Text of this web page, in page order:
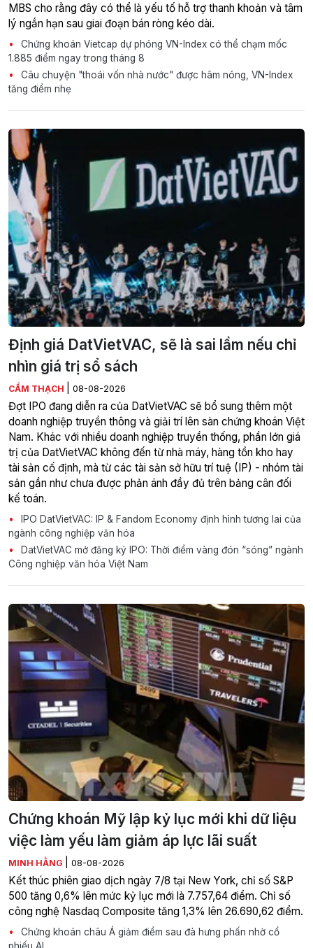
MBS cho rằng đây có thể là yếu tố hỗ trợ thanh khoản và tâm
lý ngắn hạn sau giai đoạn bán ròng kéo dài.
Chứng khoán Vietcap dự phóng VN-Index có thể chạm mốc
1.885 điểm ngay trong tháng 8
Câu chuyện "thoái vốn nhà nước" được hâm nóng, VN-Index
tăng điểm nhẹ
Định giá DatVietVAC, sẽ là sai lầm nếu chỉ
nhìn giá trị sổ sách
CẨM THẠCH 08-08-2026
Đợt IPO đang diễn ra của DatVietVAC sẽ bổ sung thêm một
doanh nghiệp truyền thông và giải trí lên sàn chứng khoán Việt
Nam. Khác với nhiều doanh nghiệp truyền thống, phần lớn giá
trị của DatVietVAC không đến từ nhà máy, hàng tồn kho hay
tài sản cố định, mà từ các tài sản sở hữu trí tuệ (IP) - nhóm tài
sản gần như chưa được phản ánh đầy đủ trên bảng cân đối
kế toán.
IPO DatVietVAC: IP & Fandom Economy định hình tương lai của
ngành công nghiệp văn hóa
DatVietVAC mở đăng ký IPO: Thời điểm vàng đón “sóng” ngành
Công nghiệp văn hóa Việt Nam
Chứng khoán Mỹ lập kỷ lục mới khi dữ liệu
việc làm yếu làm giảm áp lực lãi suất
MINH HẰNG 08-08-2026
Kết thúc phiên giao dịch ngày 7/8 tại New York, chỉ số S&P
500 tăng 0,6% lên mức kỷ lục mới là 7.757,64 điểm. Chỉ số
công nghệ Nasdaq Composite tăng 1,3% lên 26.690,62 điểm.
Chứng khoán châu Á giảm điểm sau đà hưng phấn nhờ cổ